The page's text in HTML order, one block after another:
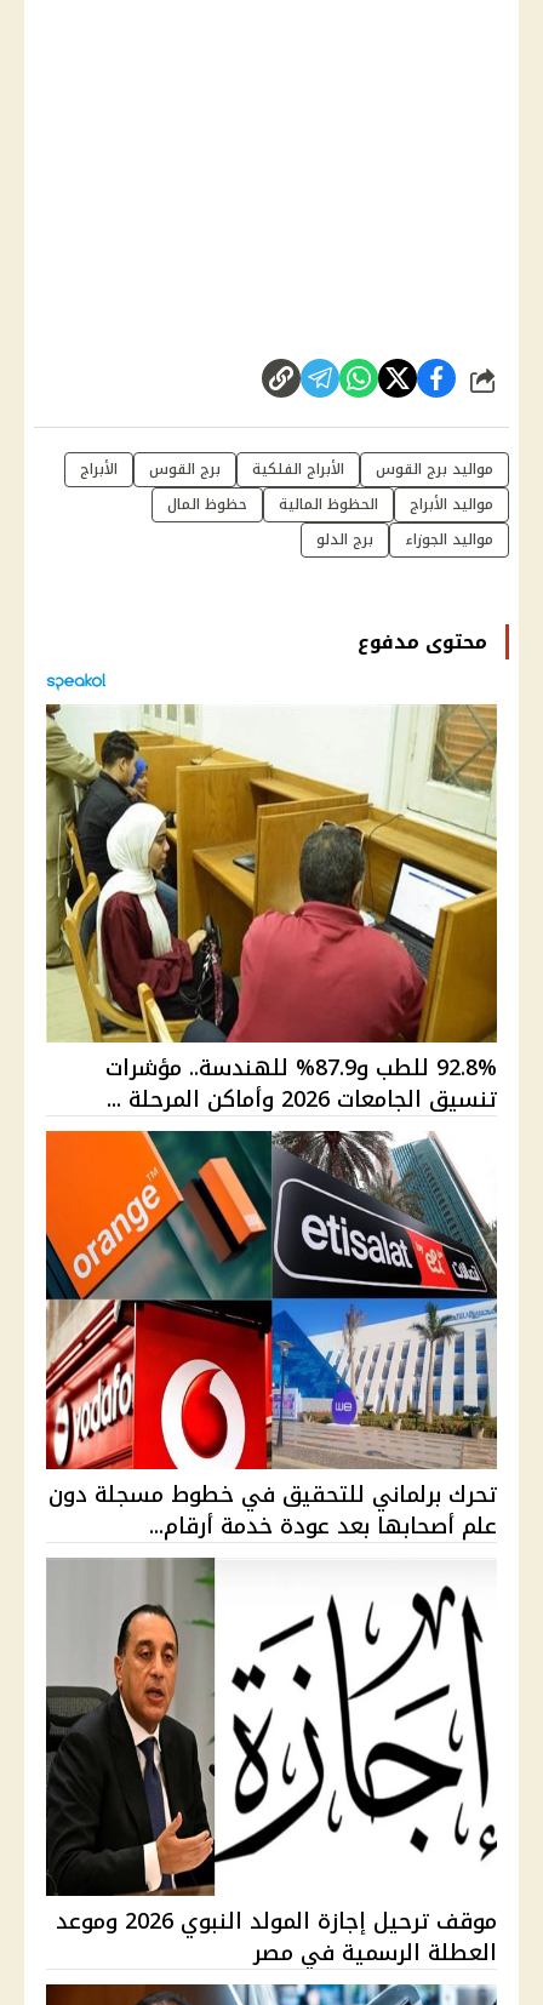
شارك
مواليد برج القوس الأبراج الفلكية برج القوس
الأبراج
مواليد الأبراج
الحظوظ المالية
حظوظ المال
مواليد الجوزاء
برج الدلو
محتوى مدفوع
92.8% للطب و87.9% للهندسة.. مؤشرات
تنسيق الجامعات 2026 وأماكن المرحلة ...
تحرك برلماني للتحقيق في خطوط مسجلة دون
علم أصحابها بعد عودة خدمة أرقام...
موقف ترحيل إجازة المولد النبوي 2026 وموعد
العطلة الرسمية في مصر